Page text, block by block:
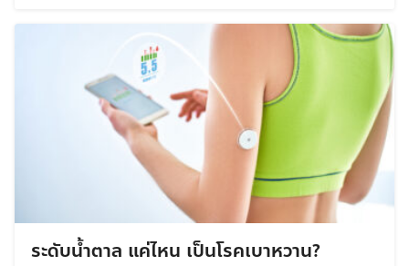
ระดับน้ำตาล แค่ไหน เป็นโรคเบาหวาน?